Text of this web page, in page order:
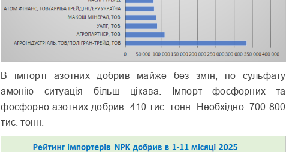
В імпорті азотних добрив майже без змін, по сульфату
амонію ситуація більш цікава. Імпорт фосфорних та
фосфорно-азотних добрив: 410 тис. тонн. Необхідно: 700-800
тис. тонн.